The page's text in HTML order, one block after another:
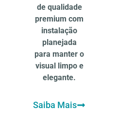
de qualidade
premium com
instalação
planejada
para manter o
visual limpo e
elegante.
Saiba Mais